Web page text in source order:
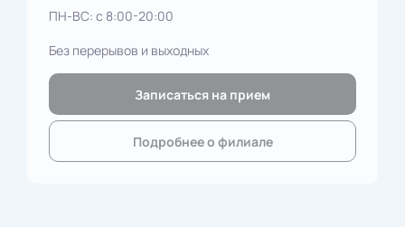
ПН-ВС: с 8:00-20:00
Без перерывов и выходных
Записаться на прием
Подробнее о филиале